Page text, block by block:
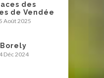
des
de Vendée
Août 2025
Déc 2024